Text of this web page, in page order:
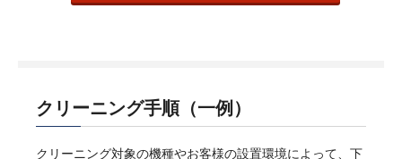
クリーニング手順（一例）
クリーニング対象の機種やお客様の設置環境によって、下